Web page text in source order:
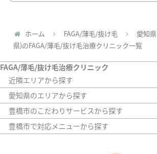
ホーム FAGA/薄毛/抜け毛 愛知県
県)のFAGA/薄毛/抜け毛治療クリニック一覧
FAGA/薄毛/抜け毛治療クリニック
近隣エリアから探す
新潟県
富山県
石川県
福井県
山梨県
愛知県のエリアから探す
名古屋市
豊田市
豊橋市
豊橋市のこだわりサービスから探す
駅から徒歩5分以内
20時以降OK
豊橋市で対応メニューから探す